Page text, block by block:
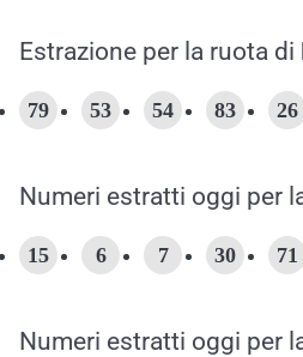
Estrazione per la ruota di
79 53 54 83 26
Numeri estratti oggi per
15 6 7 30 71
Numeri estratti oggi per